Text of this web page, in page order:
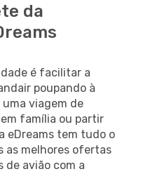
da
é facilitar a
poupando à
viagem de
família ou partir
eDreams tem tudo o
as melhores ofertas
de avião com a